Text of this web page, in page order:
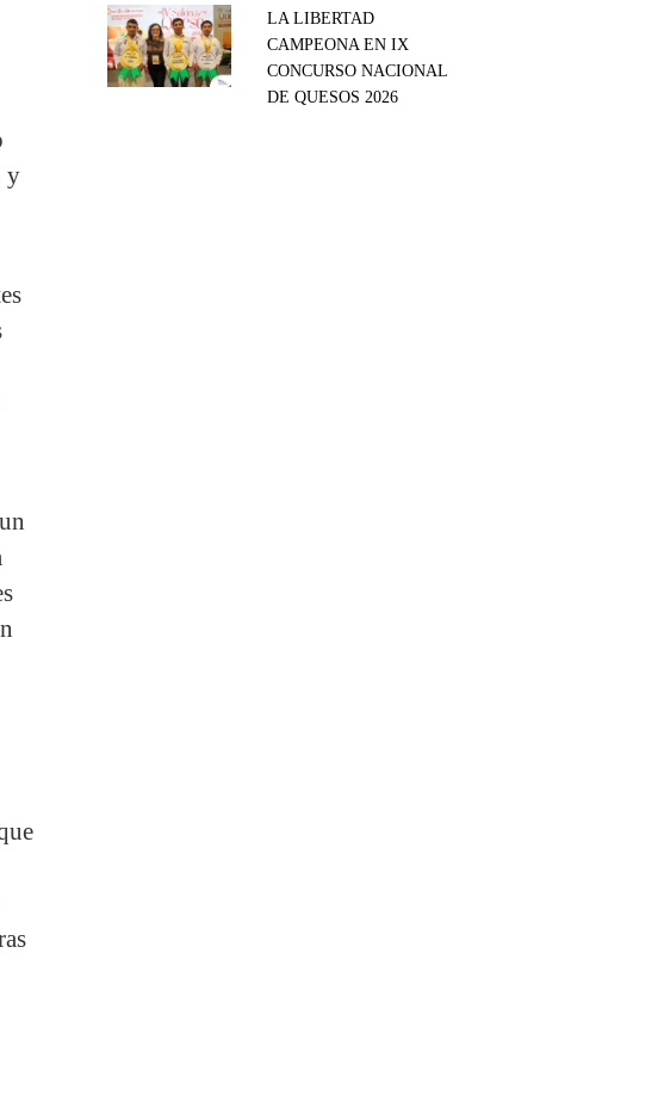
y
LA LIBERTAD
CAMPEONA EN IX
CONCURSO NACIONAL
DE QUESOS 2026